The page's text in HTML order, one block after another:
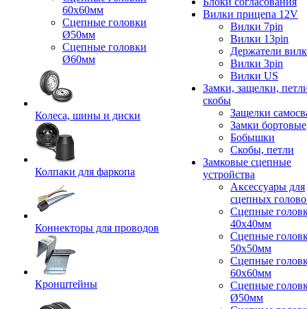
60x60мм
Сцепные головки
Ø50мм
Сцепные головки
Ø60мм
Колеса, шины и диски
Колпаки для фаркопа
Коннекторы для проводов
Кронштейны
Вилки прицепа 12V
Вилки 7pin
Вилки 13pin
Держатели
Вилки 3pin
Вилки US
Замки, защелки,
скобы
Защелки
Замки бортовые
Бобышки
Скобы, петли
Замковые сцепные
устройства
Аксессуары для
сцепных
Сцепные
40x40мм
Сцепные
50x50мм
Сцепные
60x60мм
Сцепные
Ø50мм